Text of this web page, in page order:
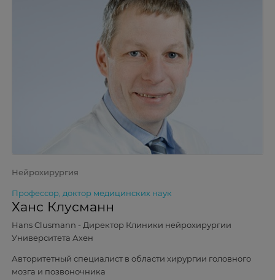
Нейрохирургия
Профессор, доктор медицинских наук
Ханс Клусманн
Hans Clusmann - Директор Клиники нейрохирургии
Университета Ахен
Авторитетный специалист в области хирургии головного
мозга и позвоночника